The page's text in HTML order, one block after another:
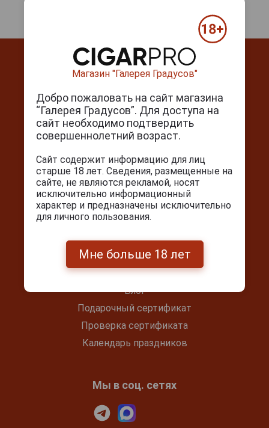
Контакты
г. Москва, Серпуховский вал, д. 5
Ежедневно с 10:00 до 22:00
+7(495) 644-59-95
info@cigarpro.ru
Контакты
Покупка и оплата
Блог
Подарочный сертификат
Проверка сертификата
Календарь праздников
Мы в соц. сетях
Магазин "Галерея Градусов"
Добро пожаловать на сайт магазина
“Галерея Градусов”. Для доступа на
сайт необходимо подтвердить
совершеннолетний возраст.
Сайт содержит информацию для лиц
старше 18 лет. Сведения, размещенные на
сайте, не являются рекламой, носят
исключительно информационный
характер и предназначены исключительно
для личного пользования.
Мне больше 18 лет